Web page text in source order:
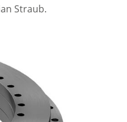
Straub.